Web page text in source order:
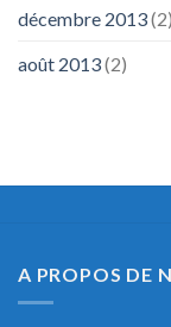
décembre 2013(2)
août 2013(2)
A PROPOS DE